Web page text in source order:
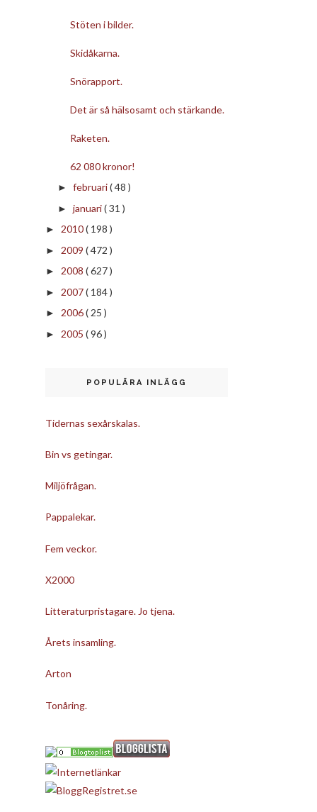
Stöten i bilder.
Skidåkarna.
Snörapport.
Det är så hälsosamt och stärkande.
Raketen.
62 080 kronor!
► februari( 48 )
► januari( 31 )
► 2010( 198 )
► 2009 ( 472 )
► 2008 ( 627 )
► 2007( 184 )
► 2006( 25 )
► 2005 ( 96 )
POPULÄRA INLÄGG
Tidernas sexårskalas.
Bin vs getingar.
Miljöfrågan.
Pappalekar.
Fem veckor.
X2000
Litteraturpristagare. Jo tjena.
Årets insamling.
Arton
Tonåring.